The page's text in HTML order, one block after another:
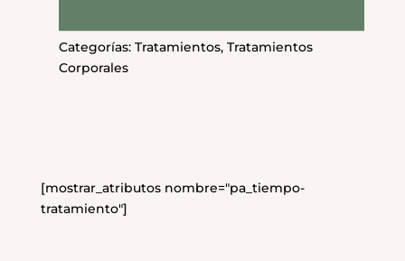
Categorías: Tratamientos, Tratamientos
Corporales
[mostrar_atributos nombre="pa_tiempo-
tratamiento"]